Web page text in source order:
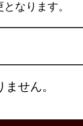
なります。
せん。